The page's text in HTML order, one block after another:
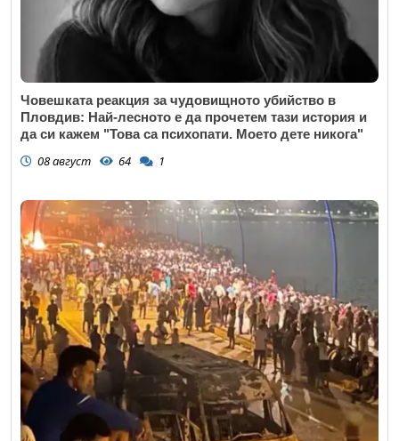
Човешката реакция за чудовищното убийство в
Пловдив: Най-лесното е да прочетем тази история и
да си кажем "Това са психопати. Моето дете никога"
08 август 64 1